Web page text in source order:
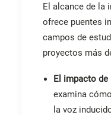
El alcance de la
ofrece puentes
campos de
proyectos más
El impacto
examina
la voz